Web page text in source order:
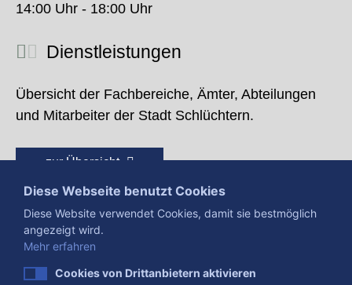
14:00 Uhr - 18:00 Uhr
Dienstleistungen
Übersicht der Fachbereiche, Ämter, Abteilungen
und Mitarbeiter der Stadt Schlüchtern.
zur Übersicht
Diese Webseite benutzt Cookies
Diese Website verwendet Cookies, damit sie bestmöglich
angezeigt wird.
Mehr erfahren
Cookies von Drittanbietern aktivieren